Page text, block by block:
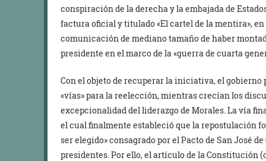
conspiración de la derecha y la embajada de
factura oficial y titulado «El cartel de la mentira»,
comunicación de mediano tamaño de haber
presidente en el marco de la «guerra de cuarta
Con el objeto de recuperar la iniciativa, el
«vías» para la reelección, mientras crecían los
excepcionalidad del liderazgo de Morales. La vía
el cual finalmente estableció que la repostulación
ser elegido» consagrado por el Pacto de San José
presidentes. Por ello, el artículo de la Constitución